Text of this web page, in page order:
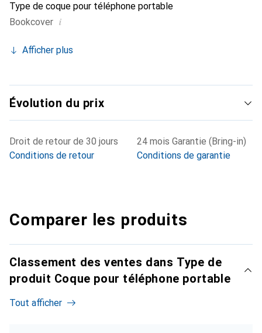
Type de coque pour téléphone portable
Bookcover i
Afficher plus
Évolution du prix
Droit de retour de 30 jours
Conditions de retour
24 mois Garantie (Bring-in)
Conditions de garantie
Comparer les produits
Classement des ventes dans Type de
produit Coque pour téléphone portable
Tout afficher